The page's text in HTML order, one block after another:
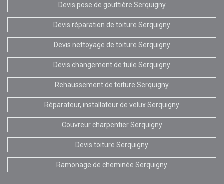
Devis pose de gouttière Serquigny
Devis réparation de toiture Serquigny
Devis nettoyage de toiture Serquigny
Devis changement de tuile Serquigny
Rehaussement de toiture Serquigny
Réparateur, installateur de velux Serquigny
Couvreur charpentier Serquigny
Devis toiture Serquigny
Ramonage de cheminée Serquigny